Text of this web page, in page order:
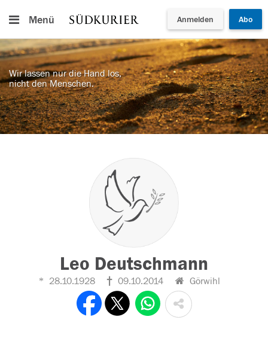
Menü Anmelden Abo
Wir lassen nur die Hand los,
nicht den Menschen.
Leo Deutschmann
28.10.1928 09.10.2014 Görwihl